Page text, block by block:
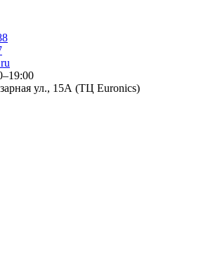
ул., 15А (ТЦ Euronics)